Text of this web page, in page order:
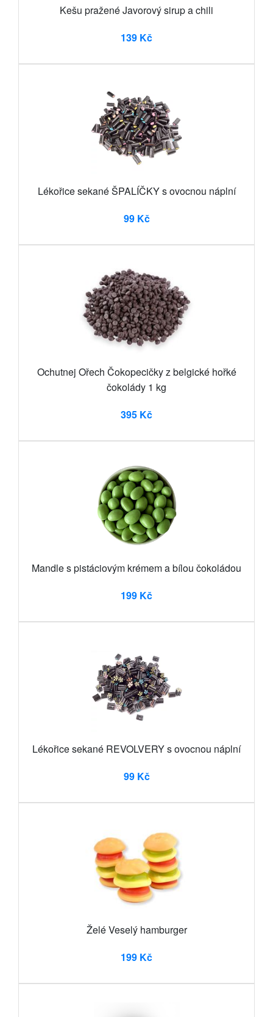
Kešu pražené Javorový sirup a chili
139 Kč
Lékořice sekané ŠPALÍČKY s ovocnou náplní
99 Kč
Ochutnej Ořech Čokopecičky z belgické hořké
čokolády 1 kg
395 Kč
Mandle s pistáciovým krémem a bílou čokoládou
199 Kč
Lékořice sekané REVOLVERY s ovocnou náplní
99 Kč
Želé Veselý hamburger
199 Kč